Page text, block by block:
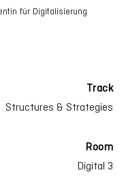
für Digitalisierung
Track
Structures & Strategies
Room
Digital 3